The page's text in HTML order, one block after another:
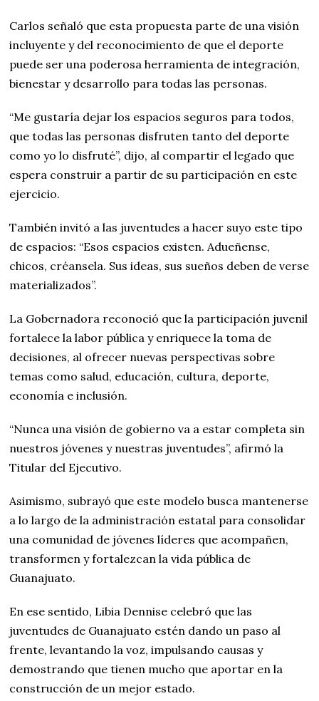
Carlos señaló que esta propuesta parte de una visión
incluyente y del reconocimiento de que el deporte
puede ser una poderosa herramienta de integración,
bienestar y desarrollo para todas las personas.
“Me gustaría dejar los espacios seguros para todos,
que todas las personas disfruten tanto del deporte
como yo lo disfruté”, dijo, al compartir el legado que
espera construir a partir de su participación en este
ejercicio.
También invitó a las juventudes a hacer suyo este tipo
de espacios: “Esos espacios existen. Adueñense,
chicos, créansela. Sus ideas, sus sueños deben de verse
materializados”.
La Gobernadora reconoció que la participación juvenil
fortalece la labor pública y enriquece la toma de
decisiones, al ofrecer nuevas perspectivas sobre
temas como salud, educación, cultura, deporte,
economía e inclusión.
“Nunca una visión de gobierno va a estar completa sin
nuestros jóvenes y nuestras juventudes”, afirmó la
Titular del Ejecutivo.
Asimismo, subrayó que este modelo busca mantenerse
a lo largo de la administración estatal para consolidar
una comunidad de jóvenes líderes que acompañen,
transformen y fortalezcan la vida pública de
Guanajuato.
En ese sentido, Libia Dennise celebró que las
juventudes de Guanajuato estén dando un paso al
frente, levantando la voz, impulsando causas y
demostrando que tienen mucho que aportar en la
construcción de un mejor estado.